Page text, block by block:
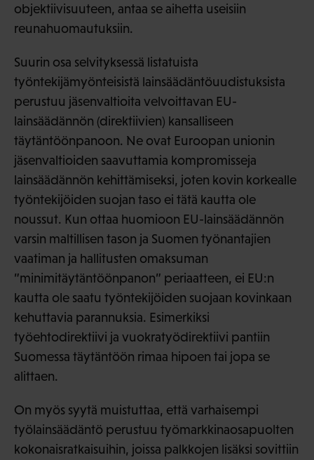
objektiivisuuteen, antaa se aihetta useisiin
reunahuomautuksiin.
Suurin osa selvityksessä listatuista
työntekijämyönteisistä lainsäädäntöuudistuksista
perustuu jäsenvaltioita velvoittavan EU-
lainsäädännön (direktiivien) kansalliseen
täytäntöönpanoon. Ne ovat Euroopan unionin
jäsenvaltioiden saavuttamia kompromisseja
lainsäädännön kehittämiseksi, joten kovin korkealle
työntekijöiden suojan taso ei tätä kautta ole
noussut. Kun ottaa huomioon EU-lainsäädännön
varsin maltillisen tason ja Suomen työnantajien
vaatiman ja hallitusten omaksuman
”minimitäytäntöönpanon” periaatteen, ei EU:n
kautta ole saatu työntekijöiden suojaan kovinkaan
kehuttavia parannuksia. Esimerkiksi
työehtodirektiivi ja vuokratyödirektiivi pantiin
Suomessa täytäntöön rimaa hipoen tai jopa se
alittaen.
On myös syytä muistuttaa, että varhaisempi
työlainsäädäntö perustuu työmarkkinaosapuolten
kokonaisratkaisuihin, joissa palkkojen lisäksi sovittiin